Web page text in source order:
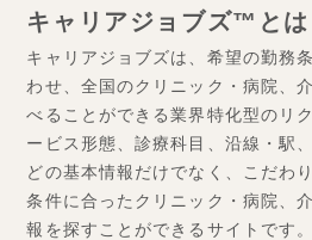
キャリアジョブズ™とは
キャリアジョブズは、希望の勤務
わせ、全国のクリニック・病院、
べることができる業界特化型のリ
ービス形態、診療科目、沿線・駅
どの基本情報だけでなく、こだわ
条件に合ったクリニック・病院、
報を探すことができるサイトです。